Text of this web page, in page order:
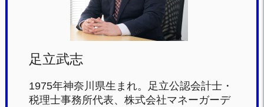
足立武志
1975年神奈川県生まれ。足立公認会計士・
税理士事務所代表、株式会社マネーガーデ